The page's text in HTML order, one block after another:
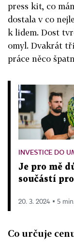
press kit, co
dostala v co
k lidem. Dost
omyl. Dvakrát
práce něco
INVESTICE DO
Je pro mě
součástí
20. 3. 2024 ▪ 5
Co určuje